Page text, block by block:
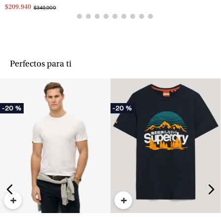
$209.940 $349.900
Perfectos para ti
-20 %
+
-20 %
+